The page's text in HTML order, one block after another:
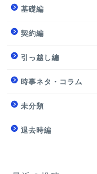
基礎編
契約編
引っ越し編
時事ネタ・コラム
未分類
退去時編